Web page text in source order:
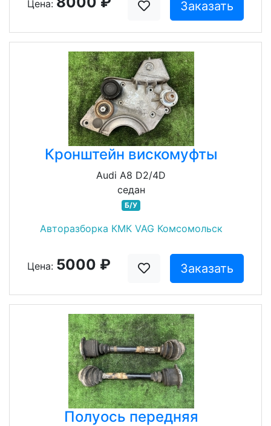
Цена: Заказать
Кронштейн вискомуфты
Audi A8 D2/4D
седан
Б/У
Авторазборка КМК VAG Комсомольск
Цена: 5000 ₽ Заказать
Полуось передняя